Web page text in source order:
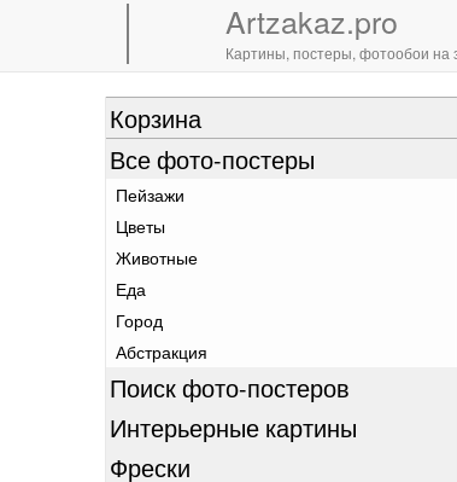
Artzakaz.pro
Картины, постеры, фотообои на
Корзина
Все фото-постеры
Пейзажи
Цветы
Животные
Еда
Город
Абстракция
Поиск фото-постеров
Интерьерные картины
Фрески